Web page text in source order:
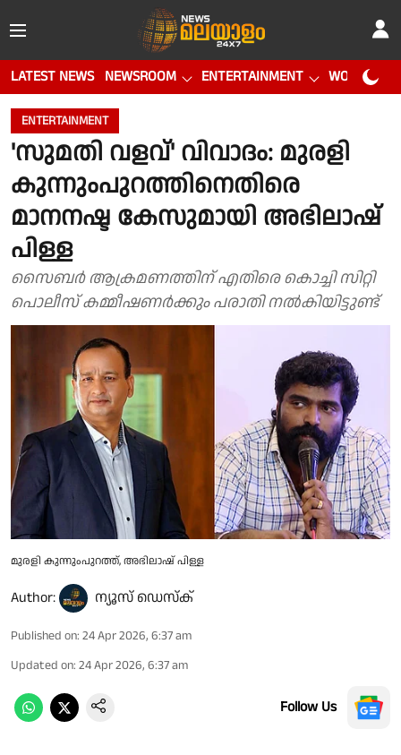
LATEST NEWS NEWSROOM ENTERTAINMENT WORLD CUP
ENTERTAINMENT
'സുമതി വളവ്' വിവാദം: മുരളി
കുന്നുംപുറത്തിനെതിരെ
മാനനഷ്ട കേസുമായി അഭിലാഷ്
പിള്ള
സൈബർ ആക്രമണത്തിന് എതിരെ കൊച്ചി സിറ്റി
പൊലീസ് കമ്മീഷണർക്കും പരാതി നൽകിയിട്ടുണ്ട്
മുരളി കുന്നുംപുറത്ത്, അഭിലാഷ് പിള്ള
Author: ന്യൂസ് ഡെസ്ക്
Published on: 24 Apr 2026, 6:37 am
Updated on: 24 Apr 2026, 6:37 am
Follow Us